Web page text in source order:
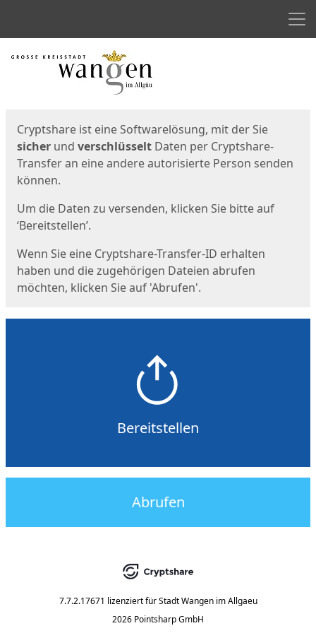
Start
Cryptshare ist eine Softwarelösung, mit der Sie
sicher und verschlüsselt Daten per Cryptshare-
Transfer an eine andere autorisierte Person senden
können.
Um die Daten zu versenden, klicken Sie bitte auf
‘Bereitstellen’.
Wenn Sie eine Cryptshare-Transfer-ID erhalten
haben und die zugehörigen Dateien abrufen
möchten, klicken Sie auf 'Abrufen'.
Bereitstellen
Abrufen
7.7.2.17671 lizenziert für Stadt Wangen im Allgaeu
2026 Pointsharp GmbH